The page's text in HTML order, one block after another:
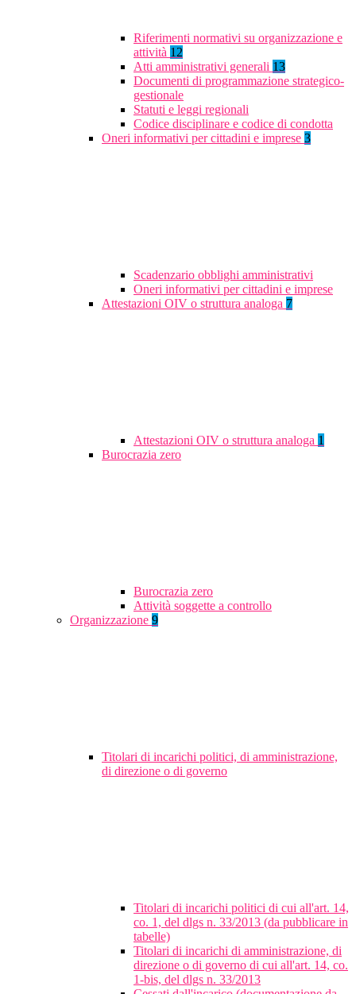
Riferimenti normativi su organizzazione e
attività 12
Atti amministrativi generali 13
Documenti di programmazione strategico-
gestionale
Statuti e leggi regionali
Codice disciplinare e codice di condotta
Oneri informativi per cittadini e imprese 3
Scadenzario obblighi amministrativi
Oneri informativi per cittadini e imprese
Attestazioni OIV o struttura analoga 7
Attestazioni OIV o struttura analoga 1
Burocrazia zero
Burocrazia zero
Attività soggette a controllo
Organizzazione 9
Titolari di incarichi politici, di amministrazione,
di direzione o di governo
Titolari di incarichi politici di cui all'art. 14,
co. 1, del dlgs n. 33/2013 (da pubblicare in
tabelle)
Titolari di incarichi di amministrazione, di
direzione o di governo di cui all'art. 14, co.
1-bis, del dlgs n. 33/2013